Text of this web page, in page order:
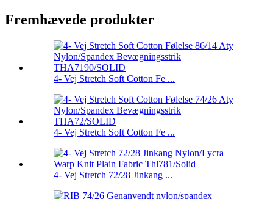
Fremhævede produkter
4- Vej Stretch Soft Cotton Fe ...
4- Vej Stretch Soft Cotton Fe ...
4- Vej Stretch 72/28 Jinkang ...